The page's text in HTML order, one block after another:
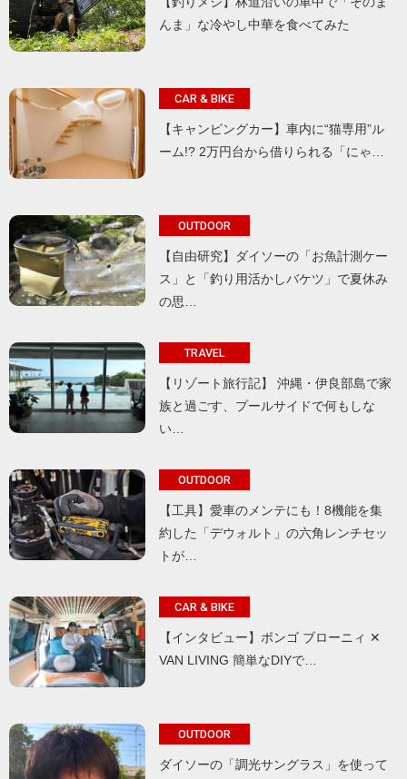
んま」な冷やし中華を食べてみた
CAR & BIKE
【キャンピングカー】車内に“猫専用”ル
ーム!? 2万円台から借りられる「にゃ…
OUTDOOR
【自由研究】ダイソーの「お魚計測ケー
ス」と「釣り用活かしバケツ」で夏休み
の思…
TRAVEL
【リゾート旅行記】 沖縄・伊良部島で家
族と過ごす、プールサイドで何もしな
い…
OUTDOOR
【工具】愛車のメンテにも！8機能を集
約した「デウォルト」の六角レンチセッ
トが…
CAR & BIKE
【インタビュー】ボンゴ ブローニィ ✕
VAN LIVING 簡単なDIYで…
OUTDOOR
ダイソーの「調光サングラス」を使って